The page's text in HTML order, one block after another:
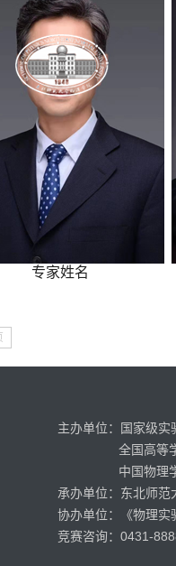
专家姓名
主办单位：国家级实
全国高等学校
中国物理学会
承办单位：东北师范
协办单位：《物理实
竞赛咨询：0431-